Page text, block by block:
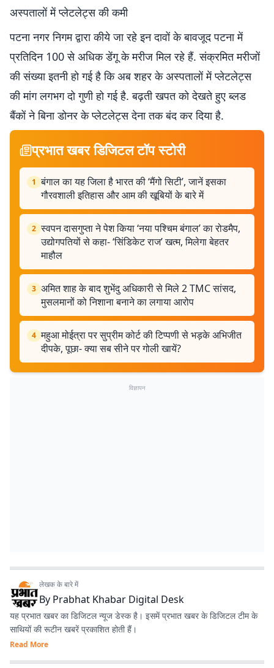
अस्पतालों में प्लेटलेट्स की कमी
पटना नगर निगम द्वारा कीये जा रहे इन दावों के बावजूद पटना में
प्रतिदिन 100 से अधिक डेंगू के मरीज मिल रहे हैं. संक्रमित मरीजों
की संख्या इतनी हो गई है कि अब शहर के अस्पतालों में प्लेटलेट्स
की मांग लगभग दो गुणी हो गई है. बढ़ती खपत को देखते हुए ब्लड
बैंकों ने बिना डोनर के प्लेटलेट्स देना तक बंद कर दिया है.
प्रभात खबर डिजिटल टॉप स्टोरी
1 बंगाल का यह जिला है भारत की ‘मैंगो सिटी’, जानें इसका
गौरवशाली इतिहास और आम की खूबियों के बारे में
2 स्वपन दासगुप्ता ने पेश किया ‘नया पश्चिम बंगाल’ का रोडमैप,
उद्योगपतियों से कहा- ‘सिंडिकेट राज’ खत्म, मिलेगा बेहतर
माहौल
3 अमित शाह के बाद शुभेंदु अधिकारी से मिले 2 TMC सांसद,
मुसलमानों को निशाना बनाने का लगाया आरोप
4 महुआ मोईत्रा पर सुप्रीम कोर्ट की टिप्पणी से भड़के अभिजीत
दीपके, पूछा- क्या सब सीने पर गोली खायें?
विज्ञापन
लेखक के बारे में
By Prabhat Khabar Digital Desk
यह प्रभात खबर का डिजिटल न्यूज डेस्क है। इसमें प्रभात खबर के डिजिटल टीम के
साथियों की रूटीन खबरें प्रकाशित होती हैं।
Read More